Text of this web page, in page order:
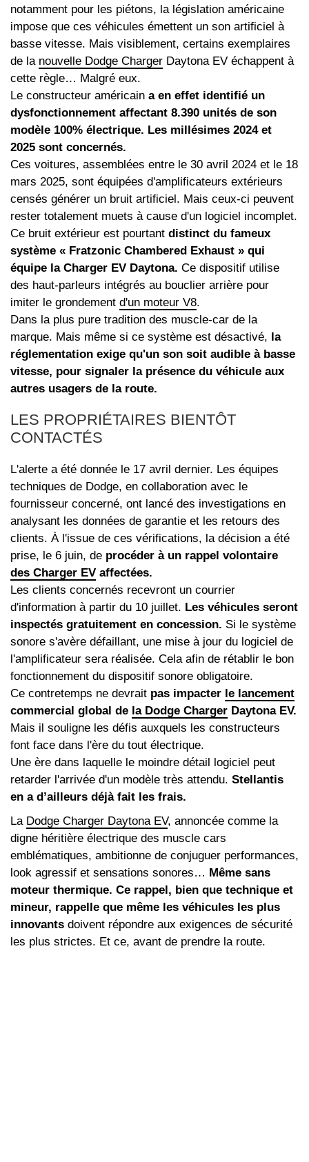
notamment pour les piétons, la législation américaine
impose que ces véhicules émettent un son artificiel à
basse vitesse. Mais visiblement, certains exemplaires
de la nouvelle Dodge Charger Daytona EV échappent à
cette règle… Malgré eux.
Le constructeur américain a en effet identifié un
dysfonctionnement affectant 8.390 unités de son
modèle 100% électrique. Les millésimes 2024 et
2025 sont concernés.
Ces voitures, assemblées entre le 30 avril 2024 et le 18
mars 2025, sont équipées d'amplificateurs extérieurs
censés générer un bruit artificiel. Mais ceux-ci peuvent
rester totalement muets à cause d'un logiciel incomplet.
Ce bruit extérieur est pourtant distinct du fameux
système « Fratzonic Chambered Exhaust » qui
équipe la Charger EV Daytona. Ce dispositif utilise
des haut-parleurs intégrés au bouclier arrière pour
imiter le grondement d'un moteur V8.
Dans la plus pure tradition des muscle-car de la
marque. Mais même si ce système est désactivé, la
réglementation exige qu'un son soit audible à basse
vitesse, pour signaler la présence du véhicule aux
autres usagers de la route.
LES PROPRIÉTAIRES BIENTÔT
CONTACTÉS
L'alerte a été donnée le 17 avril dernier. Les équipes
techniques de Dodge, en collaboration avec le
fournisseur concerné, ont lancé des investigations en
analysant les données de garantie et les retours des
clients. À l'issue de ces vérifications, la décision a été
prise, le 6 juin, de procéder à un rappel volontaire
des Charger EV affectées.
Les clients concernés recevront un courrier
d'information à partir du 10 juillet. Les véhicules seront
inspectés gratuitement en concession. Si le système
sonore s'avère défaillant, une mise à jour du logiciel de
l'amplificateur sera réalisée. Cela afin de rétablir le bon
fonctionnement du dispositif sonore obligatoire.
Ce contretemps ne devrait pas impacter le lancement
commercial global de la Dodge Charger Daytona EV.
Mais il souligne les défis auxquels les constructeurs
font face dans l'ère du tout électrique.
Une ère dans laquelle le moindre détail logiciel peut
retarder l'arrivée d'un modèle très attendu. Stellantis
en a d’ailleurs déjà fait les frais.
La Dodge Charger Daytona EV, annoncée comme la
digne héritière électrique des muscle cars
emblématiques, ambitionne de conjuguer performances,
look agressif et sensations sonores… Même sans
moteur thermique. Ce rappel, bien que technique et
mineur, rappelle que même les véhicules les plus
innovants doivent répondre aux exigences de sécurité
les plus strictes. Et ce, avant de prendre la route.